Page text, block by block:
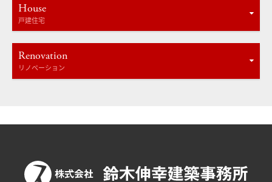
House
戸建住宅
Renovation
リノベーション